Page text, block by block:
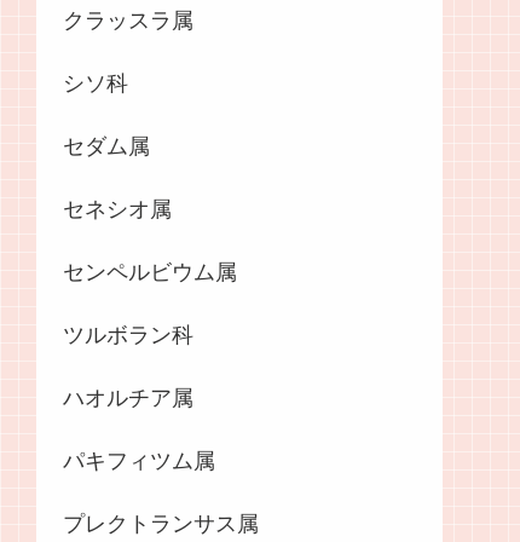
クラッスラ属
シソ科
セダム属
セネシオ属
センペルビウム属
ツルボラン科
ハオルチア属
パキフィツム属
プレクトランサス属